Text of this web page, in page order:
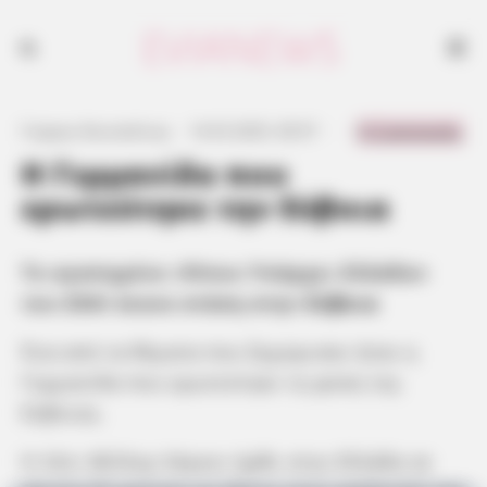
Η Γερμανίδα που
ερωτεύτηκε την Εύβοια
Το αγαπημένο «Όπου Υπάρχει Ελλάδα»
Εύβοια